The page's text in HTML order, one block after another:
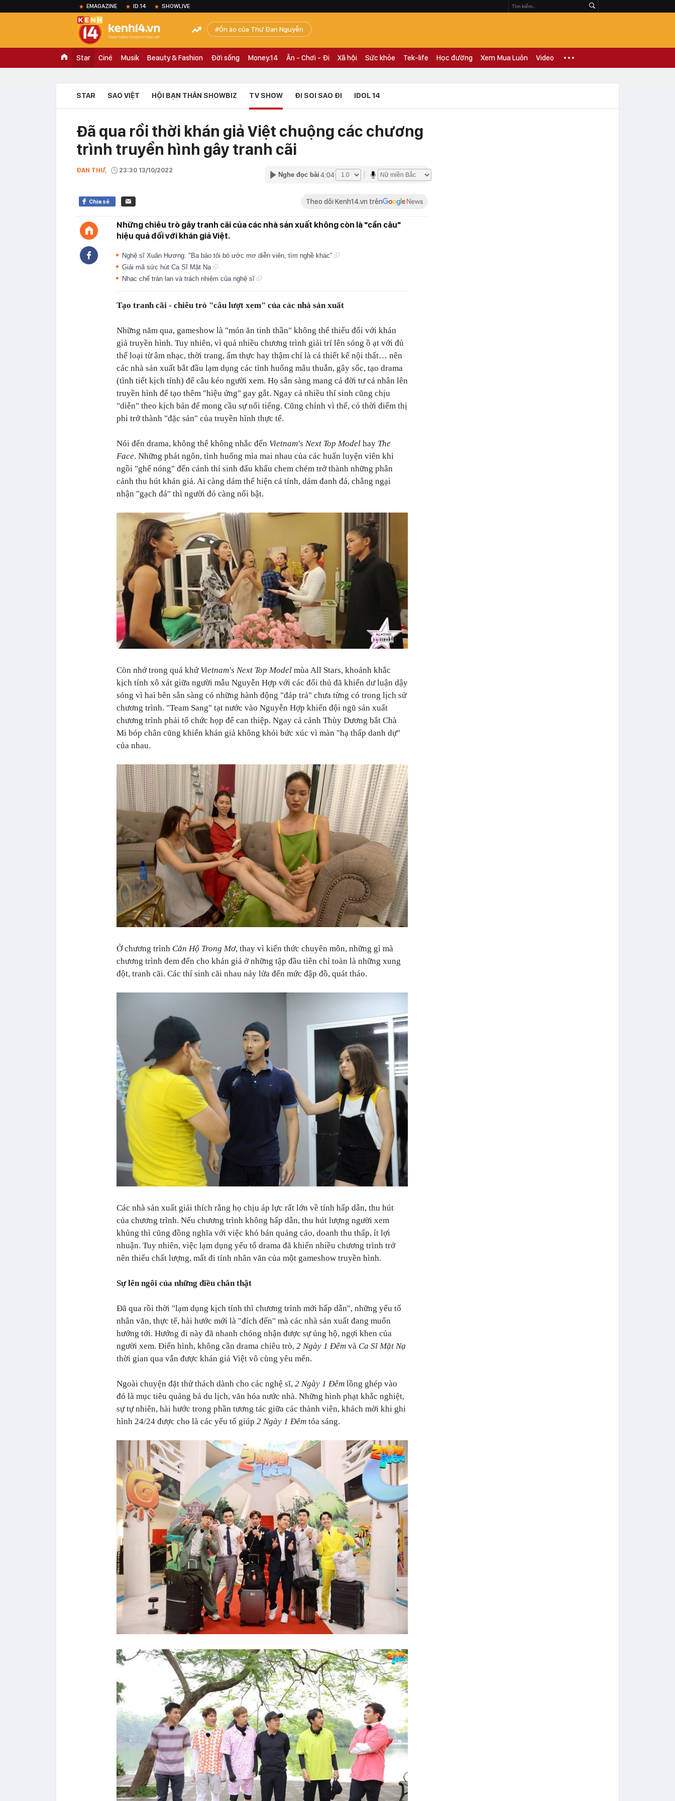
EMAGAZINE ID.14 SHOWLIVE
Ồn ào của Thư Đan Nguyễn
Star Ciné Musik Beauty & Fashion Đời sống Money.14 Ăn - Chơi - Đi Xã hội Sức khỏe Tek-life Học đường Xem Mua Luôn Video
STAR SAO VIỆT HỘI BẠN THÂN SHOWBIZ TV SHOW ĐI SOI SAO ĐI IDOL 14
Đã qua rồi thời khán giả Việt chuộng các chương
trình truyền hình gây tranh cãi
ĐAN THƯ, 23:30 13/10/2022
Nghe đọc bài 4:04
Chia sẻ Theo dõi Kenh14.vn trên
Những chiêu trò gây tranh cãi của các nhà sản xuất không còn là "cần câu"
hiệu quả đối với khán giả Việt.
Nghệ sĩ Xuân Hương: "Ba bảo tôi bỏ ước mơ diễn viên, tìm nghề khác"
Giải mã sức hút Ca Sĩ Mặt Nạ
Nhạc chế tràn lan và trách nhiệm của nghệ sĩ
Tạo tranh cãi - chiêu trò "câu lượt xem" của các nhà sản xuất
Những năm qua, gameshow là "món ăn tinh thần" không thể thiếu đối với khán
giả truyền hình. Tuy nhiên, vì quá nhiều chương trình giải trí lên sóng ồ ạt với đủ
thể loại từ âm nhạc, thời trang, ẩm thực hay thậm chí là cả thiết kế nội thất… nên
các nhà sản xuất bắt đầu lạm dụng các tình huống mâu thuẫn, gây sốc, tạo drama
(tình tiết kịch tính) để câu kéo người xem. Họ sẵn sàng mang cả đời tư cá nhân lên
truyền hình để tạo thêm "hiệu ứng" gay gắt. Ngay cả nhiều thí sinh cũng chịu
"diễn" theo kịch bản để mong cầu sự nổi tiếng. Cũng chính vì thế, có thời điểm thị
phi trở thành "đặc sản" của truyền hình thực tế.
Nói đến drama, không thể không nhắc đến Vietnam's Next Top Model hay The
Face. Những phát ngôn, tình huống mỉa mai nhau của các huấn luyện viên khi
ngồi "ghế nóng" đến cảnh thí sinh đấu khẩu chem chẻm trở thành những phân
cảnh thu hút khán giả. Ai càng dám thể hiện cá tính, dám đanh đá, chẳng ngại
nhận "gạch đá" thì người đó càng nổi bật.
Còn nhớ trong quá khứ Vietnam's Next Top Model mùa All Stars, khoảnh khắc
kịch tính xô xát giữa người mẫu Nguyễn Hợp với các đối thủ đã khiến dư luận dậy
sóng vì hai bên sẵn sàng có những hành động "đáp trả" chưa từng có trong lịch sử
chương trình. "Team Sang" tạt nước vào Nguyễn Hợp khiến đội ngũ sản xuất
chương trình phải tổ chức họp để can thiệp. Ngay cả cảnh Thùy Dương bắt Chà
Mi bóp chân cũng khiến khán giả không khỏi bức xúc vì màn "hạ thấp danh dự"
của nhau.
Ở chương trình Căn Hộ Trong Mơ, thay vì kiến thức chuyên môn, những gì mà
chương trình đem đến cho khán giả ở những tập đầu tiên chỉ toàn là những xung
đột, tranh cãi. Các thí sinh cãi nhau nảy lửa đến mức đập đồ, quát tháo.
Các nhà sản xuất giải thích rằng họ chịu áp lực rất lớn về tính hấp dẫn, thu hút
của chương trình. Nếu chương trình không hấp dẫn, thu hút lượng người xem
khủng thì cũng đồng nghĩa với việc khó bán quảng cáo, doanh thu thấp, ít lợi
nhuận. Tuy nhiên, việc lạm dụng yếu tố drama đã khiến nhiều chương trình trở
nên thiếu chất lượng, mất đi tính nhân văn của một gameshow truyền hình.
Sự lên ngôi của những điều chân thật
Đã qua rồi thời "lạm dụng kịch tính thì chương trình mới hấp dẫn", những yếu tố
nhân văn, thực tế, hài hước mới là "đích đến" mà các nhà sản xuất đang muốn
hướng tới. Hướng đi này đã nhanh chóng nhận được sự ủng hộ, ngợi khen của
người xem. Điển hình, không cần drama chiêu trò, 2 Ngày 1 Đêm và Ca Sĩ Mặt Nạ
thời gian qua vẫn được khán giả Việt vô cùng yêu mến.
Ngoài chuyện đặt thử thách dành cho các nghệ sĩ, 2 Ngày 1 Đêm lồng ghép vào
đó là mục tiêu quảng bá du lịch, văn hóa nước nhà. Những hình phạt khắc nghiệt,
sự tự nhiên, hài hước trong phần tương tác giữa các thành viên, khách mời khi ghi
hình 24/24 được cho là các yếu tố giúp 2 Ngày 1 Đêm tỏa sáng.